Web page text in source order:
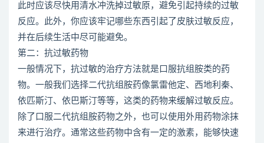
此时应该尽快用清水冲洗掉过敏原，避免引起持续的过敏
反应。此外，你应该牢记哪些东西引起了皮肤过敏反应，
并在后续生活中尽可能避免。
第二：抗过敏药物
一般情况下，抗过敏的治疗方法就是口服抗组胺类的药
物。一般我们选择二代抗组胺药像氯雷他定、西地利秦、
依匹斯汀、依巴斯汀等等，这类的药物来缓解过敏反应。
除了口服二代抗组胺药物之外，也可以使用外用药物涂抹
来进行治疗。通常这些药物中含有一定的激素，能够快速